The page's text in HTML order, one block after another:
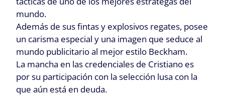
mundo.
Además de sus fintas y explosivos regates, posee
un carisma especial y una imagen que seduce al
mundo publicitario al mejor estilo Beckham.
La mancha en las credenciales de Cristiano es
por su participación con la selección lusa con la
que aún está en deuda.